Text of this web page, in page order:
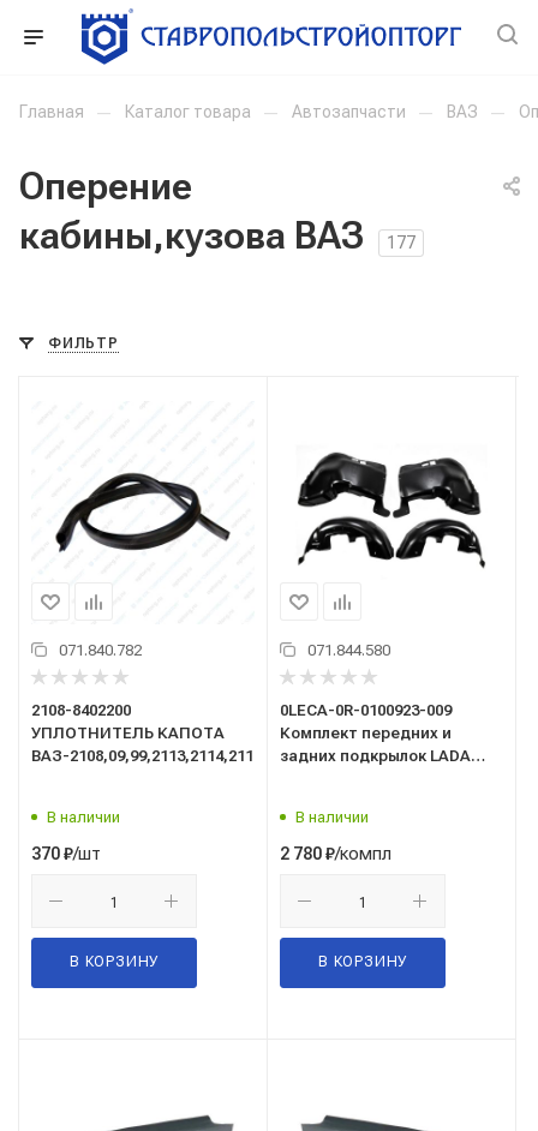
Главная — Каталог товара — Автозапчасти — ВАЗ —
Оперение
кабины,кузова ВАЗ
177
ФИЛЬТР
071.840.782
2108-8402200
УПЛОТНИТЕЛЬ КАПОТА
ВАЗ-2108,09,99,2113,2114,2115
В наличии
370₽/шт
В КОРЗИНУ
071.844.580
0LECA-0R-0100923-009
Комплект передних и
задних подкрылок LADA
В наличии
2 780₽/компл
В КОРЗИНУ